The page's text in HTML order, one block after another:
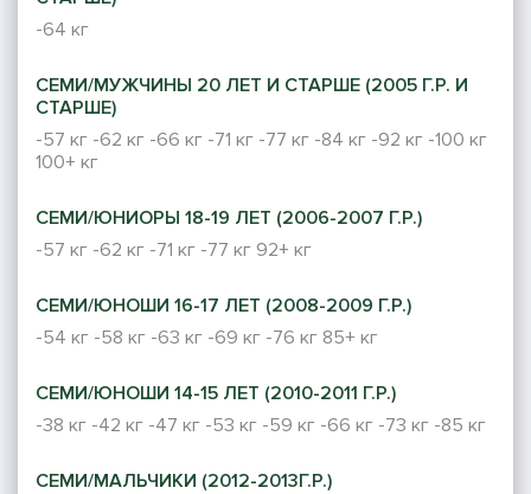
-64 кг
СЕМИ/МУЖЧИНЫ 20 ЛЕТ И СТАРШЕ (2005 Г.Р. И
СТАРШЕ)
-57 кг -62 кг -66 кг -71 кг -77 кг -84 кг -92 кг -100 кг
100+ кг
СЕМИ/ЮНИОРЫ 18-19 ЛЕТ (2006-2007 Г.Р.)
-57 кг -62 кг -71 кг -77 кг 92+ кг
СЕМИ/ЮНОШИ 16-17 ЛЕТ (2008-2009 Г.Р.)
-54 кг -58 кг -63 кг -69 кг -76 кг 85+ кг
СЕМИ/ЮНОШИ 14-15 ЛЕТ (2010-2011 Г.Р.)
-38 кг -42 кг -47 кг -53 кг -59 кг -66 кг -73 кг -85 кг
СЕМИ/МАЛЬЧИКИ (2012-2013Г.Р.)